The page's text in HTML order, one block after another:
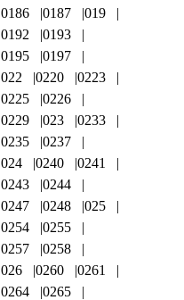
0186 0187
019
0192
0193
0195
0197
022 0220
0223
0225
0226
0229 023
0233
0235
0237
024 0240
0241
0243
0244
0247 0248
025
0254
0255
0257
0258
026 0260
0261
0264
0265